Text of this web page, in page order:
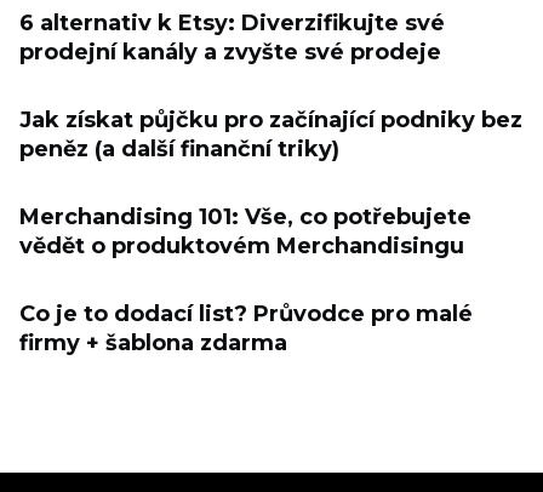
6 alternativ k Etsy: Diverzifikujte své
prodejní kanály a zvyšte své prodeje
Jak získat půjčku pro začínající podniky bez
peněz (a další finanční triky)
Merchandising 101: Vše, co potřebujete
vědět o produktovém Merchandisingu
Co je to dodací list? Průvodce pro malé
firmy + šablona zdarma